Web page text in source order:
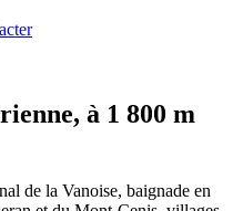
à 1 800 m
de la Vanoise, baignade en